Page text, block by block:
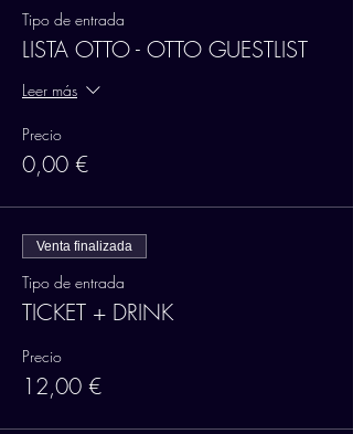
Tipo de entrada
LISTA OTTO - OTTO GUESTLIST
Leer más
Precio
0,00 €
Venta finalizada
Tipo de entrada
TICKET + DRINK
Precio
12,00 €